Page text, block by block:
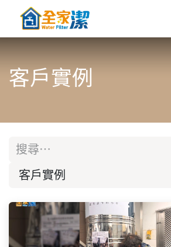
跳至內容
客戶實例
客戶實例